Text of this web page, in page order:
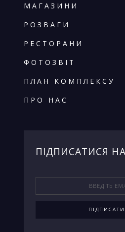
МАГАЗИНИ
РОЗВАГИ
РЕСТОРАНИ
ФОТОЗВІТ
ПЛАН КОМПЛЕКСУ
ПРО НАС
ПIДПИСАТИСЯ